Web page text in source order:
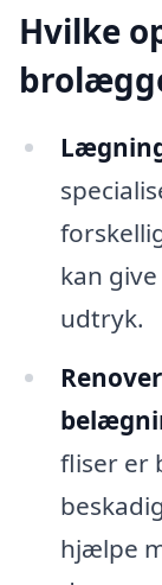
Hvilke
kan
udtryk.
fliser er
hjælpe